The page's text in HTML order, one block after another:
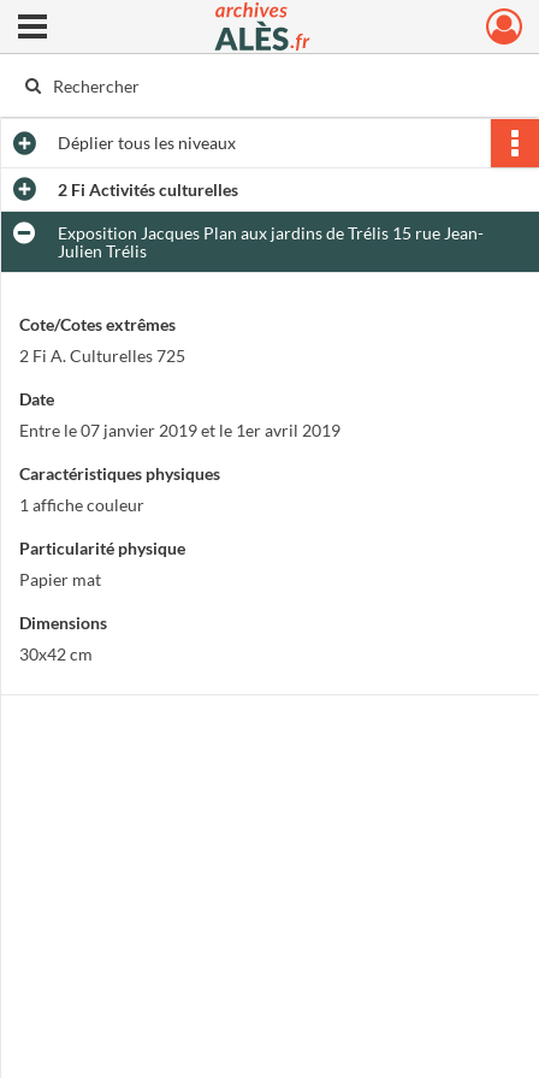
Archives municipales d'Alès
Ouvrir le menu déroulant
Dépliertous les niveaux
2 Fi Activités culturelles
Exposition Jacques Plan aux jardins de Trélis 15 rue Jean-
Julien Trélis
Cote/Cotes extrêmes
2 Fi A. Culturelles 725
Date
Entre le 07 janvier 2019 et le 1er avril 2019
Caractéristiques physiques
1 affiche couleur
Particularité physique
Papier mat
Dimensions
30x42 cm